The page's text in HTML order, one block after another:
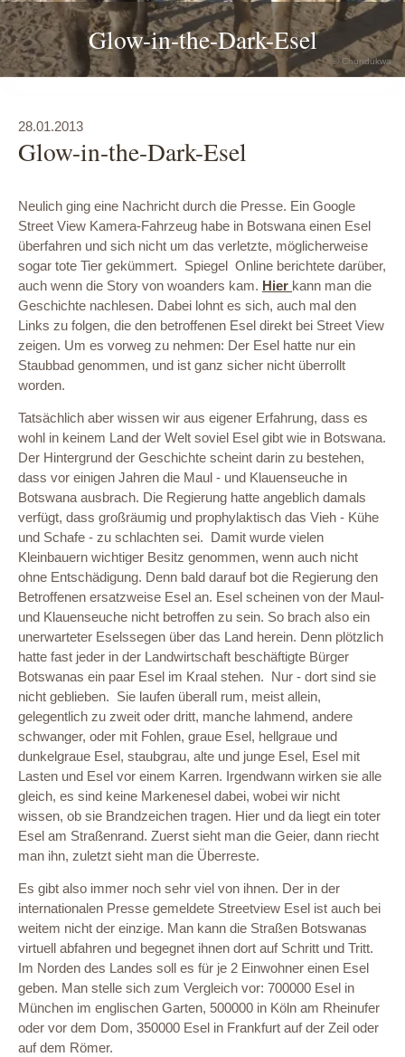
Glow-in-the-Dark-Esel
© Chundukwa
© Fort Sesfontein
28.01.2013
Glow-in-the-Dark-Esel
Neulich ging eine Nachricht durch die Presse. Ein Google
Street View Kamera-Fahrzeug habe in Botswana einen Esel
überfahren und sich nicht um das verletzte, möglicherweise
sogar tote Tier gekümmert. Spiegel Online berichtete darüber,
auch wenn die Story von woanders kam. Hier kann man die
Geschichte nachlesen. Dabei lohnt es sich, auch mal den
Links zu folgen, die den betroffenen Esel direkt bei Street View
zeigen. Um es vorweg zu nehmen: Der Esel hatte nur ein
Staubbad genommen, und ist ganz sicher nicht überrollt
worden.
Tatsächlich aber wissen wir aus eigener Erfahrung, dass es
wohl in keinem Land der Welt soviel Esel gibt wie in Botswana.
Der Hintergrund der Geschichte scheint darin zu bestehen,
dass vor einigen Jahren die Maul - und Klauenseuche in
Botswana ausbrach. Die Regierung hatte angeblich damals
verfügt, dass großräumig und prophylaktisch das Vieh - Kühe
und Schafe - zu schlachten sei. Damit wurde vielen
Kleinbauern wichtiger Besitz genommen, wenn auch nicht
ohne Entschädigung. Denn bald darauf bot die Regierung den
Betroffenen ersatzweise Esel an. Esel scheinen von der Maul-
und Klauenseuche nicht betroffen zu sein. So brach also ein
unerwarteter Eselssegen über das Land herein. Denn plötzlich
hatte fast jeder in der Landwirtschaft beschäftigte Bürger
Botswanas ein paar Esel im Kraal stehen. Nur - dort sind sie
nicht geblieben. Sie laufen überall rum, meist allein,
gelegentlich zu zweit oder dritt, manche lahmend, andere
schwanger, oder mit Fohlen, graue Esel, hellgraue und
dunkelgraue Esel, staubgrau, alte und junge Esel, Esel mit
Lasten und Esel vor einem Karren. Irgendwann wirken sie alle
gleich, es sind keine Markenesel dabei, wobei wir nicht
wissen, ob sie Brandzeichen tragen. Hier und da liegt ein toter
Esel am Straßenrand. Zuerst sieht man die Geier, dann riecht
man ihn, zuletzt sieht man die Überreste.
Es gibt also immer noch sehr viel von ihnen. Der in der
internationalen Presse gemeldete Streetview Esel ist auch bei
weitem nicht der einzige. Man kann die Straßen Botswanas
virtuell abfahren und begegnet ihnen dort auf Schritt und Tritt.
Im Norden des Landes soll es für je 2 Einwohner einen Esel
geben. Man stelle sich zum Vergleich vor: 700000 Esel in
München im englischen Garten, 500000 in Köln am Rheinufer
oder vor dem Dom, 350000 Esel in Frankfurt auf der Zeil oder
auf dem Römer.